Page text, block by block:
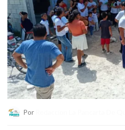
Por